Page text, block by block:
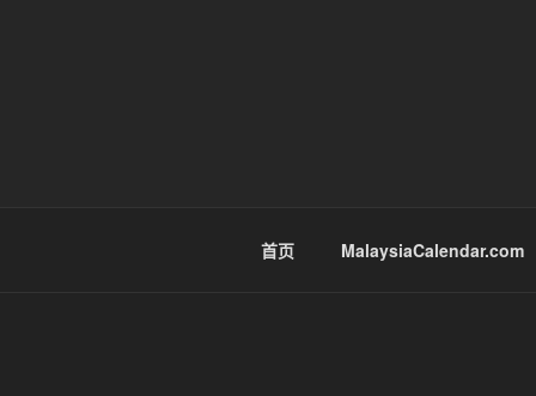
首页 MalaysiaCalendar.com